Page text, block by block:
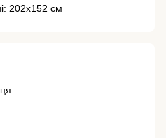
202х152 см